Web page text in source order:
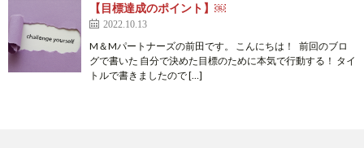
【目標達成のポイント】￼
2022.10.13
M＆Mパートナーズの前田です。 こんにちは！ 前回のブロ
グで書いた 自分で決めた目標のために本気で行動する！ タイ
トルで書きましたので […]